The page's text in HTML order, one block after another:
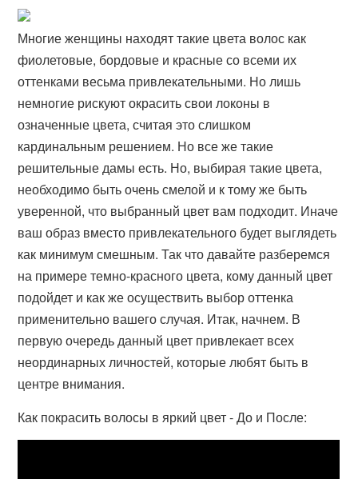
Многие женщины находят такие цвета волос как
фиолетовые, бордовые и красные со всеми их
оттенками весьма привлекательными. Но лишь
немногие рискуют окрасить свои локоны в
означенные цвета, считая это слишком
кардинальным решением. Но все же такие
решительные дамы есть. Но, выбирая такие цвета,
необходимо быть очень смелой и к тому же быть
уверенной, что выбранный цвет вам подходит. Иначе
ваш образ вместо привлекательного будет выглядеть
как минимум смешным. Так что давайте разберемся
на примере темно-красного цвета, кому данный цвет
подойдет и как же осуществить выбор оттенка
применительно вашего случая. Итак, начнем. В
первую очередь данный цвет привлекает всех
неординарных личностей, которые любят быть в
центре внимания.
Как покрасить волосы в яркий цвет - До и После: